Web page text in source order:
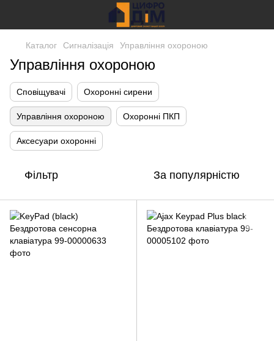
Каталог Сигналізація Управління охороною
Управління охороною
Сповіщувачі Охоронні сирени
Управління охороною Охоронні ПКП
Аксесуари охоронні
Фільтр За популярністю